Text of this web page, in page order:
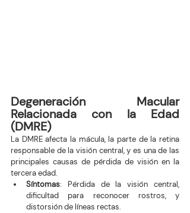
Degeneración Macular
Relacionada con la Edad
(DMRE)
La DMRE afecta la mácula, la parte de la retina
responsable de la visión central, y es una de las
principales causas de pérdida de visión en la
tercera edad.
Síntomas: Pérdida de la visión central,
dificultad para reconocer rostros, y
distorsión de líneas rectas.